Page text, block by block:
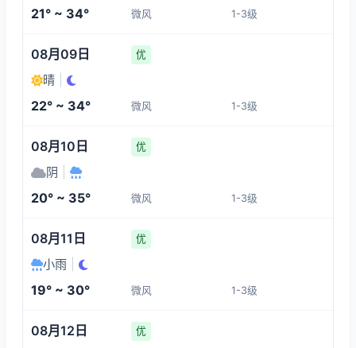
1-3 1-3
08:00
19°
09:00
1-3
21° ~ 34° 微风 1-3级
08月09日 优
晴
22° ~ 34° 微风 1-3级
08月10日 优
阴
20° ~ 35° 微风 1-3级
08月11日 优
小雨
19° ~ 30° 微风 1-3级
08月12日 优